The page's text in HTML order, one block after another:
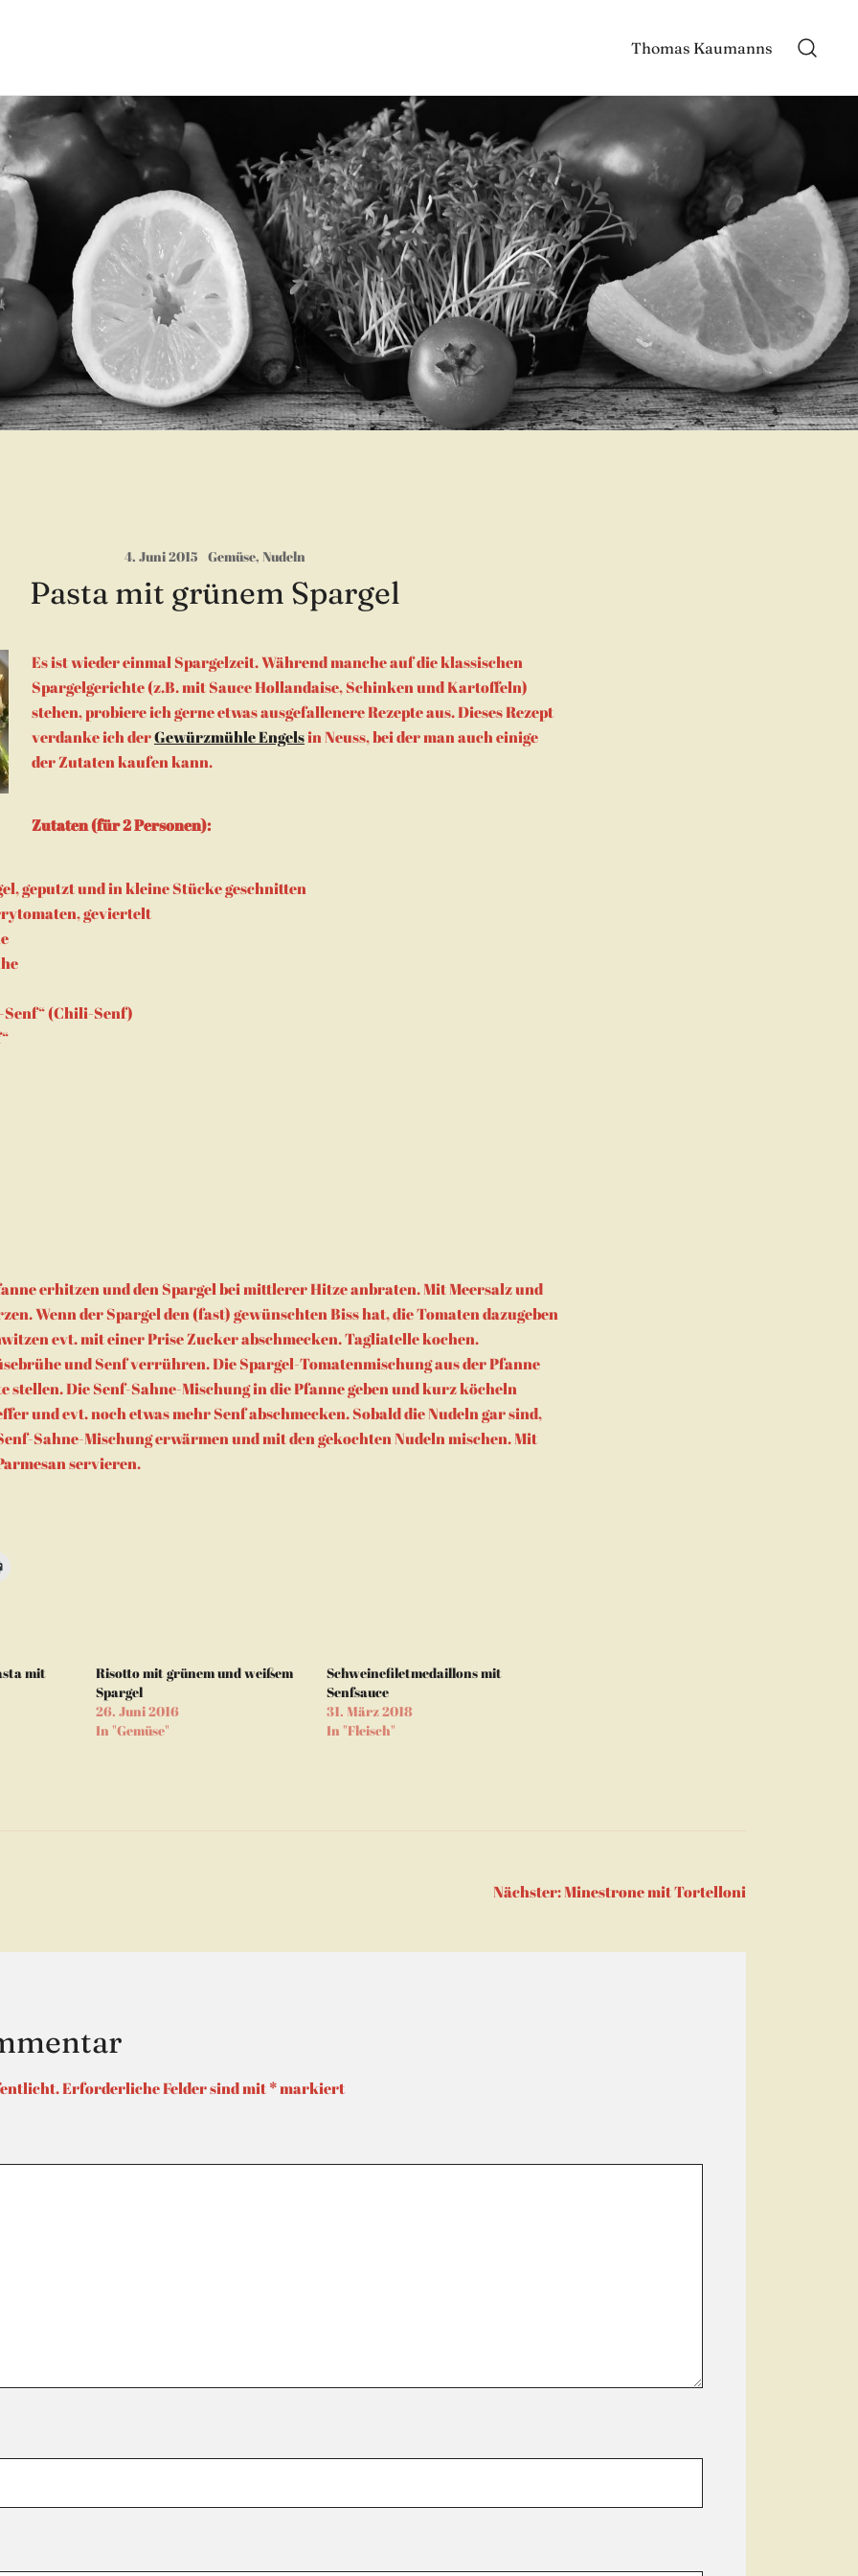
Thomas Kaumanns
4. Juni 2015 Gemüse, Nudeln
Pasta mit grünem Spargel
Es ist wieder einmal Spargelzeit. Während manche auf die klassischen
Spargelgerichte (z.B. mit Sauce Hollandaise, Schinken und Kartoffeln)
stehen, probiere ich gerne etwas ausgefallenere Rezepte aus. Dieses Rezept
verdanke ich derGewürzmühle Engelsin Neuss, bei der man auch einige
der Zutaten kaufen kann.
Zutaten (für 2 Personen):
geputzt und in kleine Stücke geschnitten
geviertelt
Senf“ (Chili-Senf)
erhitzen und den Spargel bei mittlerer Hitze anbraten. Mit Meersalz und
Wenn der Spargel den (fast) gewünschten Biss hat, die Tomaten dazugeben
evt. mit einer Prise Zucker abschmecken. Tagliatelle kochen.
und Senf verrühren. Die Spargel-Tomatenmischung aus der Pfanne
stellen. Die Senf-Sahne-Mischung in die Pfanne geben und kurz köcheln
und evt. noch etwas mehr Senf abschmecken. Sobald die Nudeln gar sind,
Sahne-Mischung erwärmen und mit den gekochten Nudeln mischen. Mit
servieren.
Klicken
zum
mit
Risotto mit grünem und weißem
Spargel
26. Juni 2016
In "Gemüse"
Schweinefiletmedaillons mit
Senfsauce
31. März 2018
In "Fleisch"
Nächster:Minestrone mit Tortelloni
Erforderliche Felder sind mit*markiert